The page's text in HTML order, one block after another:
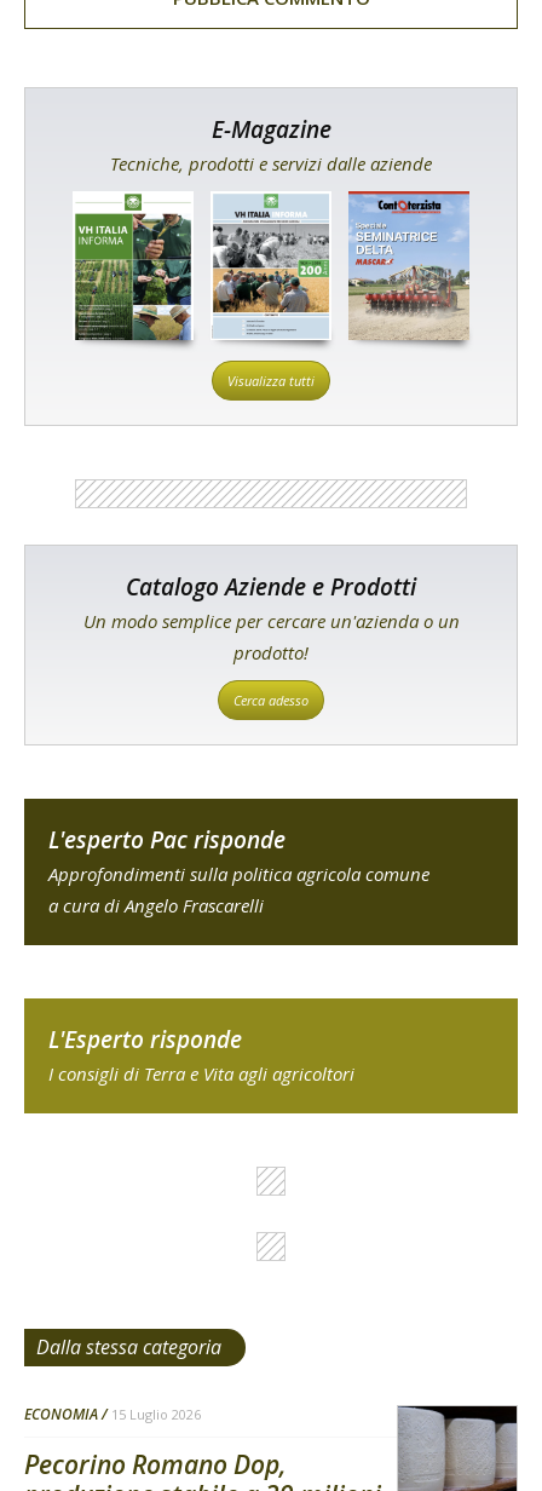
E-Magazine
Tecniche, prodotti e servizi dalle aziende
Visualizza tutti
Catalogo Aziende e Prodotti
Un modo semplice per cercare un'azienda o un
prodotto!
Cerca adesso
L'esperto Pac risponde
Approfondimenti sulla politica agricola comune
a cura di Angelo Frascarelli
L'Esperto risponde
I consigli di Terra e Vita agli agricoltori
Dalla stessa categoria
ECONOMIA 15 Luglio 2026
Pecorino Romano Dop,